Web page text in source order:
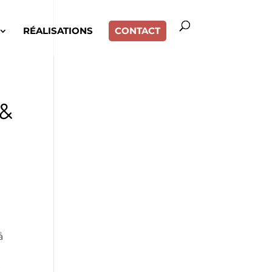
RÉALISATIONS CONTACT